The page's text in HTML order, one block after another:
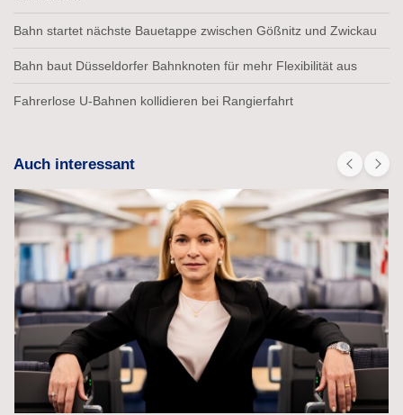
Bahn startet nächste Bauetappe zwischen Gößnitz und Zwickau
Bahn baut Düsseldorfer Bahnknoten für mehr Flexibilität aus
Fahrerlose U-Bahnen kollidieren bei Rangierfahrt
Auch interessant